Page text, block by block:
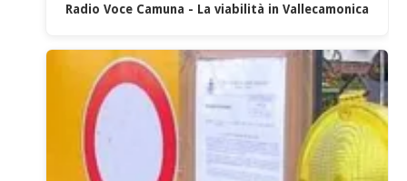
Radio Voce Camuna - La viabilità in Vallecamonica